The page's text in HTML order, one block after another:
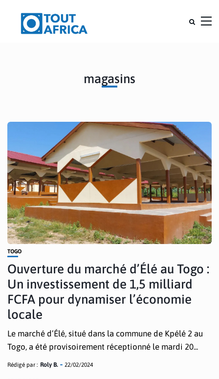
magasins
TOGO
Ouverture du marché d’Élé au Togo :
Un investissement de 1,5 milliard
FCFA pour dynamiser l’économie
locale
Le marché d’Élé, situé dans la commune de Kpélé 2 au
Togo, a été provisoirement réceptionné le mardi 20...
Rédigé par : Roly B. 22/02/2024